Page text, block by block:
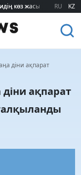
көз жасы:
көз жасы: RU KZ
діни ақпарат
ақпарат